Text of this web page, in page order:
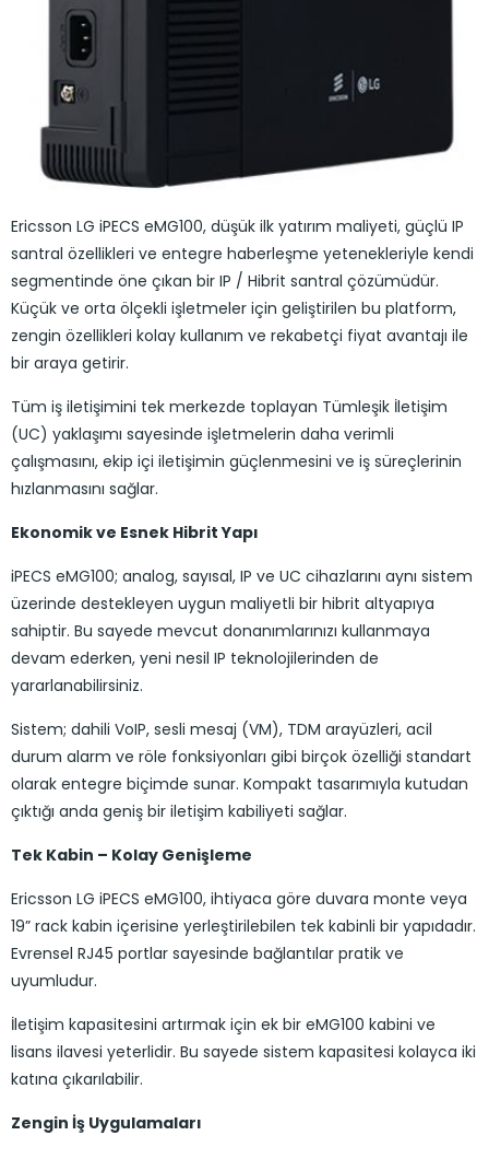
Ericsson LG iPECS eMG100, düşük ilk yatırım maliyeti, güçlü IP
santral özellikleri ve entegre haberleşme yetenekleriyle kendi
segmentinde öne çıkan bir IP / Hibrit santral çözümüdür.
Küçük ve orta ölçekli işletmeler için geliştirilen bu platform,
zengin özellikleri kolay kullanım ve rekabetçi fiyat avantajı ile
bir araya getirir.
Tüm iş iletişimini tek merkezde toplayan Tümleşik İletişim
(UC) yaklaşımı sayesinde işletmelerin daha verimli
çalışmasını, ekip içi iletişimin güçlenmesini ve iş süreçlerinin
hızlanmasını sağlar.
Ekonomik ve Esnek Hibrit Yapı
iPECS eMG100; analog, sayısal, IP ve UC cihazlarını aynı sistem
üzerinde destekleyen uygun maliyetli bir hibrit altyapıya
sahiptir. Bu sayede mevcut donanımlarınızı kullanmaya
devam ederken, yeni nesil IP teknolojilerinden de
yararlanabilirsiniz.
Sistem; dahili VoIP, sesli mesaj (VM), TDM arayüzleri, acil
durum alarm ve röle fonksiyonları gibi birçok özelliği standart
olarak entegre biçimde sunar. Kompakt tasarımıyla kutudan
çıktığı anda geniş bir iletişim kabiliyeti sağlar.
Tek Kabin – Kolay Genişleme
Ericsson LG iPECS eMG100, ihtiyaca göre duvara monte veya
19” rack kabin içerisine yerleştirilebilen tek kabinli bir yapıdadır.
Evrensel RJ45 portlar sayesinde bağlantılar pratik ve
uyumludur.
İletişim kapasitesini artırmak için ek bir eMG100 kabini ve
lisans ilavesi yeterlidir. Bu sayede sistem kapasitesi kolayca iki
katına çıkarılabilir.
Zengin İş Uygulamaları